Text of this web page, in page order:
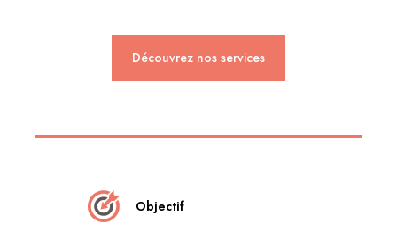
Découvrez nos services
Objectif